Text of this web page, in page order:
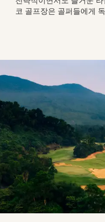
코 골프장은 골퍼들에게